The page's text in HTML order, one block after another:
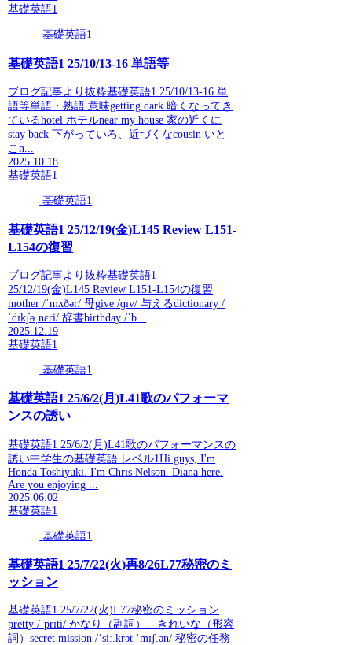
基礎英語1
基礎英語1
基礎英語1 25/10/13-16 単語等
ブログ記事より抜粋基礎英語1 25/10/13-16 単
語等単語・熟語 意味getting dark 暗くなってき
ているhotel ホテルnear my house 家の近くに
stay back 下がっていろ、近づくなcousin いと
こn...
2025.10.18
基礎英語1
基礎英語1
基礎英語1 25/12/19(金)L145 Review L151-
L154の復習
ブログ記事より抜粋基礎英語1
25/12/19(金)L145 Review L151-L154の復習
mother /ˈmʌðər/ 母give /ɡɪv/ 与えるdictionary /
ˈdɪkʃəˌnɛri/ 辞書birthday /ˈb...
2025.12.19
基礎英語1
基礎英語1
基礎英語1 25/6/2(月)L41歌のパフォーマ
ンスの誘い
基礎英語1 25/6/2(月)L41歌のパフォーマンスの
誘い中学生の基礎英語 レベル1Hi guys, I'm
Honda Toshiyuki. I'm Chris Nelson. Diana here.
Are you enjoying ...
2025.06.02
基礎英語1
基礎英語1
基礎英語1 25/7/22(火)再8/26L77秘密のミ
ッション
基礎英語1 25/7/22(火)L77秘密のミッション
pretty /ˈprɪti/ かなり（副詞）、きれいな（形容
詞）secret mission /ˈsiː.krət ˈmɪʃ.ən/ 秘密の任務